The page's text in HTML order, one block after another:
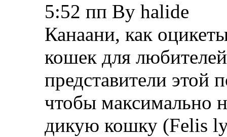
5:52 пп By halide
Канаани, как
кошек для
представители этой
чтобы максимально
дикую кошку (Felis